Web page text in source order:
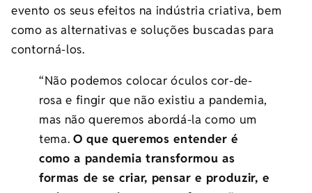
evento os seus efeitos na indústria criativa, bem
como as alternativas e soluções buscadas para
contorná-los.
“Não podemos colocar óculos cor-de-
rosa e fingir que não existiu a pandemia,
mas não queremos abordá-la como um
tema.O que queremos entender é
como a pandemia transformou as
formas de se criar, pensar e produzir, e